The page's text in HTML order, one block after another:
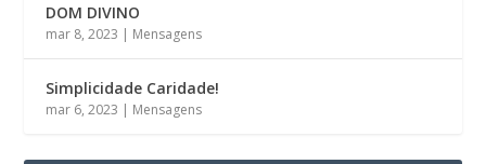
DOM DIVINO
mar 8, 2023 | Mensagens
Simplicidade Caridade!
mar 6, 2023 | Mensagens